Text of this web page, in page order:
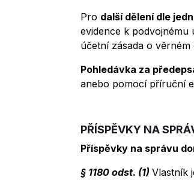
Pro další dělení dle
evidence k
účetní zásada o
Pohledávka za
anebo pomocí příruční
PŘÍSPĚVKY NA
Příspěvky na správu
§ 1180 odst. (1) Vlastník